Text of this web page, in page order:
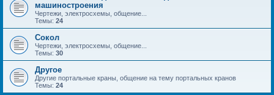
машиностроения
Чертежи, электросхемы, общение...
Темы: 24
Сокол
Чертежи, электросхемы, общение...
Темы: 30
Другое
Другие портальные краны, общение на тему портальных кранов
Темы: 24